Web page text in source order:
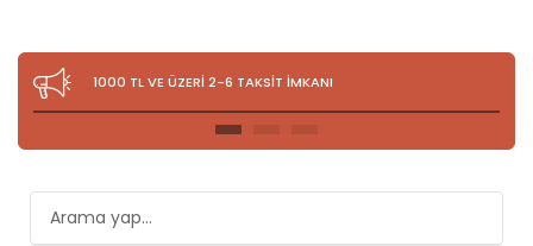
ÖZEL SİPARİŞLERİN KARGOYA TESLİM SÜRESİ 7 İŞ GÜNÜDÜR.